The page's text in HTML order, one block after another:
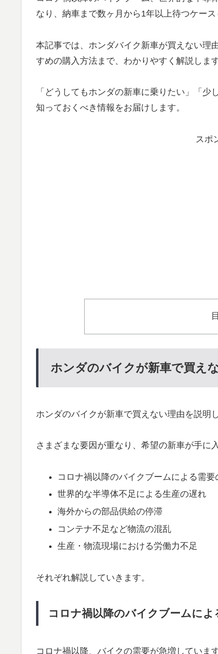
なり、納車まで数ヶ月から1年以上待つケー
本記事では、ホンダバイク新車が買えない理
すめの購入方法まで、わかりやすく解説しま
「どうしてもホンダの新車に乗りたい」「
知っておくべき情報をお届けします。
スポ
ホンダのバイクが新車で買え
ホンダのバイクが新車で買えない理由を説明
さまざまな要因が重なり、希望の新車が手に
コロナ禍以降のバイクブームによる需要
世界的な半導体不足による生産の遅れ
海外からの部品供給の停滞
コンテナ不足など物流の混乱
生産・物流現場における労働力不足
それぞれ解説していきます。
コロナ禍以降のバイクブームによ
コロナ禍以降、バイクの需要が急増していま